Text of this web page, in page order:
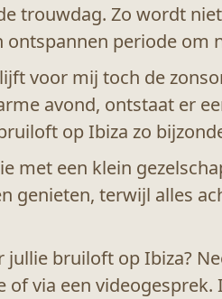
trouwdag. Zo wordt
periode om
voor mij toch de
avond, ontstaat er
op Ibiza zo
met een klein
genieten, terwijl alles
bruiloft op Ibiza?
via een